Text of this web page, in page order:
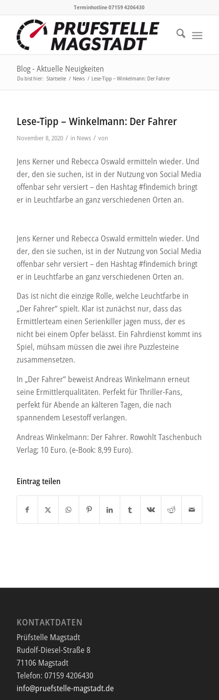
Terminhotline 07159 4206430
Blog - Aktuelle Neuigkeiten
Du bist hier: Startseite / News / Lese-Tipp – Winkelmann: Der Fahrer
Lese-Tipp – Winkelmann: Der Fahrer
November 8, 2020 / in News / von
Jens Kerner und Rebecca Oswald ermitteln wieder. Und
der, den sie suchen, ist in der Nutzung von Social Media
offenbar sehr versiert – den Hashtag #findemich bringt
er in Leuchtfarbe an ganz verschiedenen Orten an.
Jens Kerner und Rebecca Oswald ermitteln wieder. Und
der, den sie suchen, ist in der Nutzung von Social Media
offenbar sehr versiert – den Hashtag #findemich bringt
er in Leuchtfarbe an ganz verschiedenen Orten an.
Das ist nicht die einzige Rolle, welche Leuchtfarbe in
„Der Fahrer“ spielt. Klar ist zunächst nur, dass das
Ermittlerteam einen Serienkiller jagen muss, der es
nicht bei einem Opfer belässt. Ein Fahrdienst kommt ins
Spiel, mühsam müssen die zwei ihre Puzzlesteine
zusammensetzen.
In „Der Fahrer“ beweist Andreas Winkelmann erneut
seine Ermittlerqualitäten. Perfekt für Thriller-Fans,
perfekt für Abende an kälteren Tagen, die nach
spannendem Lesestoff verlangen.
Andreas Winkelmann: Der Fahrer. Rowohlt Taschenbuch
Verlag; 10 Euro. (e-Book: 8,99 Euro).
Eintrag teilen
KONTAKTDATEN
Prüfstelle Magstadt
Rudolf-Diesel-Straße 8
71106 Magstadt
Telefon: 07159 4206430
info@pruefstelle-magstadt.de